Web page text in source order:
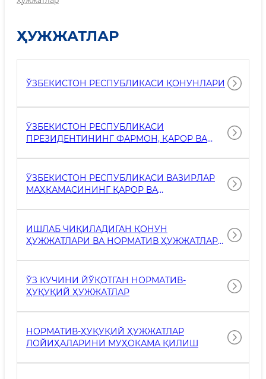
ҲУЖЖАТЛАР
ЎЗБЕКИСТОН РЕСПУБЛИКАСИ ҚОНУНЛАРИ
ЎЗБЕКИСТОН РЕСПУБЛИКАСИ
ПРЕЗИДЕНТИНИНГ ФАРМОН, ҚАРОР ВА
ЎЗБЕКИСТОН РЕСПУБЛИКАСИ ВАЗИРЛАР
МАҲКАМАСИНИНГ ҚАРОР ВА
ИШЛАБ ЧИҚИЛАДИГАН ҚОНУН
ҲУЖЖАТЛАРИ ВА НОРМАТИВ ҲУЖЖАТЛАР
ЎЗ КУЧИНИ ЙЎҚОТГАН НОРМАТИВ-
ҲУҚУҚИЙ ҲУЖЖАТЛАР
НОРМАТИВ-ҲУҚУҚИЙ ҲУЖЖАТЛАР
ЛОЙИҲАЛАРИНИ МУҲОКАМА ҚИЛИШ